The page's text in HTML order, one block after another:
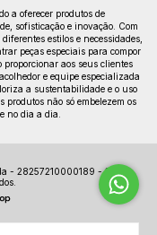
a oferecer produtos de
sofisticação e inovação. Com
estilos e necessidades,
peças especiais para compor
proporcionar aos seus clientes
e equipe especializada
a sustentabilidade e o uso
não só embelezem os
no dia a dia.
- 28257210000189 - 2026.